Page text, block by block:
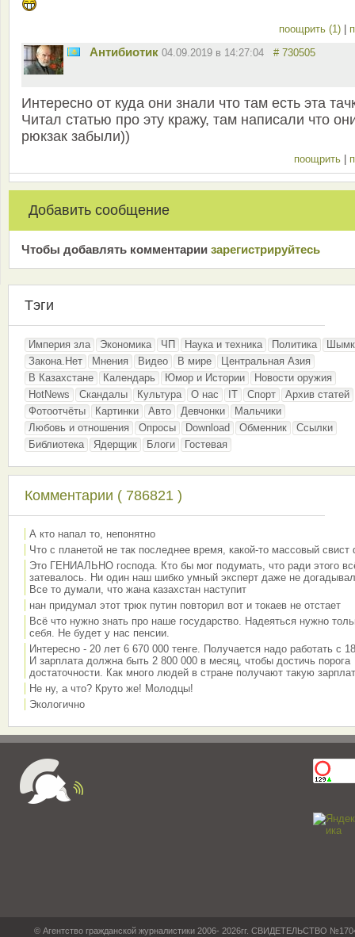
поощрить (1)
Антибиотик 04.09.2019 в 14:27:04 # 730505
Интересно от куда они знали что там есть эта
Читал статью про эту кражу, там написали что
рюкзак забыли))
поощрить
Добавить сообщение
Чтобы добавлять комментарии зарeгиcтрирyйтeсь
Тэги
Империя зла Экономика ЧП Наука и техника Политика
Закона.Нет
Мнения Видео В мире
Центральная Азия
В Казахстане
Календарь Юмор и Истории
Новости оружия
HotNews
Скандалы Культура О нас IT Спорт
Архив статей
Фотоотчёты
Картинки Авто Девчонки
Мальчики
Любовь и отношения
Опросы Download Обменник
Ссылки
Библиотека
Ядерщик Блоги Гостевая
Комментарии ( 786821 )
А кто напал то, непонятно
Что с планетой не так последнее время, какой-то массовый свист
Это ГЕНИАЛЬНО господа. Кто бы мог подумать, что ради этого
затевалось. Ни один наш шибко умный эксперт даже не
Все то думали, что жана казахстан наступит
нан придумал этот трюк путин повторил вот и токаев не отстает
Всё что нужно знать про наше государство. Надеяться нужно
себя. Не будет у нас пенсии.
Интересно - 20 лет 6 670 000 тенге. Получается надо работать с
И зарплата должна быть 2 800 000 в месяц, чтобы достичь порога
достаточности. Как много людей в стране получают такую
Не ну, а что? Круто же! Молодцы!
Экологично
© Агентство гражданской журналистики 2006- 2026гг. СВИДЕТЕЛЬСТВО